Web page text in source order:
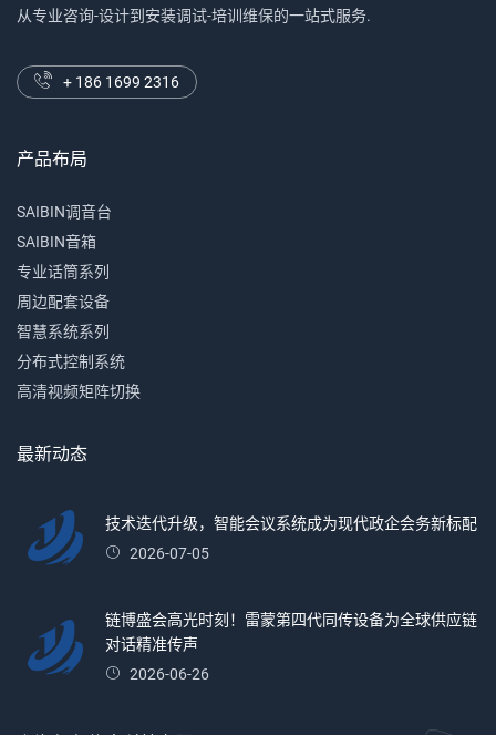
从专业咨询-设计到安装调试-培训维保的一站式服务.
+ 186 1699 2316
产品布局
SAIBIN调音台
SAIBIN音箱
专业话筒系列
周边配套设备
智慧系统系列
分布式控制系统
高清视频矩阵切换
最新动态
技术迭代升级，智能会议系统成为现代政企会务新标配
2026-07-05
链博盛会高光时刻！雷蒙第四代同传设备为全球供应链
对话精准传声
2026-06-26